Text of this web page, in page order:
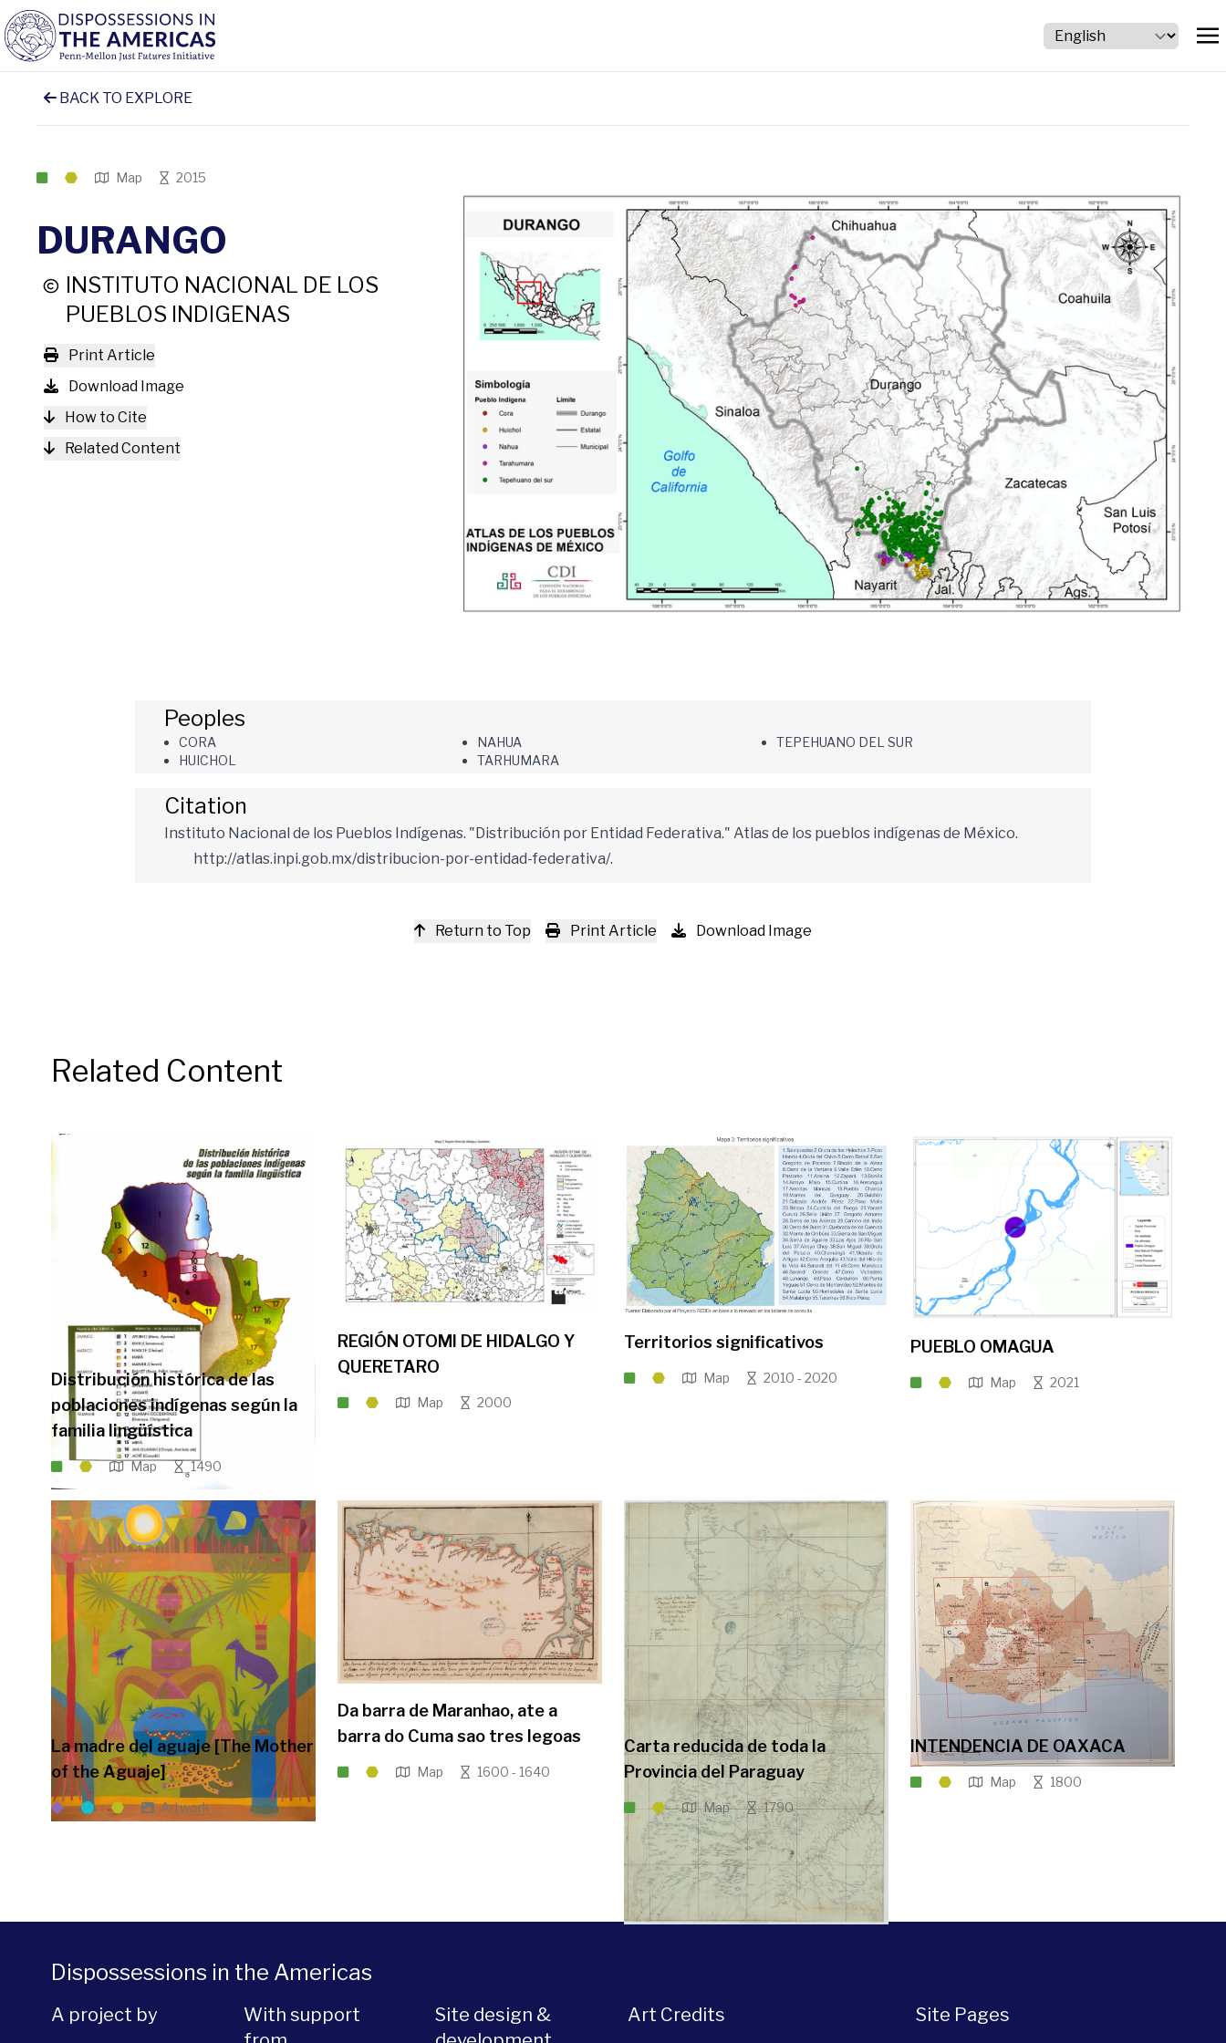
BACK TO EXPLORE
Map 2015
DURANGO
INSTITUTO NACIONAL DE LOS
PUEBLOS INDIGENAS
Print Article
Download Image
How to Cite
Related Content
Peoples
CORA
HUICHOL
NAHUA
TARHUMARA
TEPEHUANO DEL SUR
Citation
Instituto Nacional de los Pueblos Indígenas. "Distribución por Entidad Federativa." Atlas de los pueblos indígenas de México.
http://atlas.inpi.gob.mx/distribucion-por-entidad-federativa/.
Return to Top Print Article Download Image
Related Content
Distribución histórica de las
poblaciones indígenas según la
familia lingüística
Map 1490
REGIÓN OTOMI DE HIDALGO Y
QUERETARO
Map 2000
Territorios significativos
Map 2010 - 2020
PUEBLO OMAGUA
Map 2021
La madre del aguaje [The Mother
of the Aguaje]
Artwork
Da barra de Maranhao, ate a
barra do Cuma sao tres legoas
Map 1600 - 1640
Carta reducida de toda la
Provincia del Paraguay
Map 1790
INTENDENCIA DE OAXACA
Map 1800
Dispossessions in the Americas
A project by
With support
Site design &
Art Credits Site Pages